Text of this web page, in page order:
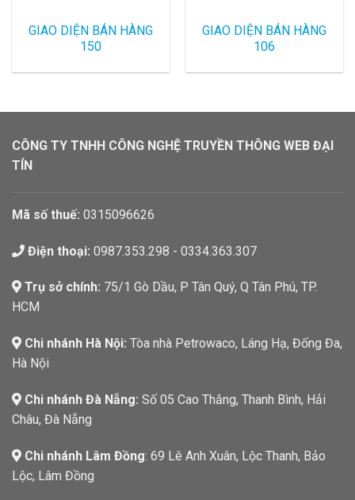
GIAO DIỆN BÁN HÀNG
150
GIAO DIỆN BÁN HÀNG
106
CÔNG TY TNHH CÔNG NGHỆ TRUYỀN THÔNG WEB ĐẠI
TÍN
Mã số thuế: 0315096626
Điện thoại: 0987.353.298 - 0334.363.307
Trụ sở chính: 75/1 Gò Dầu, P Tân Quý, Q Tân Phú, TP.
HCM
Chi nhánh Hà Nội: Tòa nhà Petrowaco, Láng Hạ, Đống Đa,
Hà Nội
Chi nhánh Đà Nẵng: Số 05 Cao Thắng, Thanh Bình, Hải
Châu, Đà Nẵng
Chi nhánh Lâm Đồng: 69 Lê Anh Xuân, Lộc Thanh, Bảo
Lộc, Lâm Đồng